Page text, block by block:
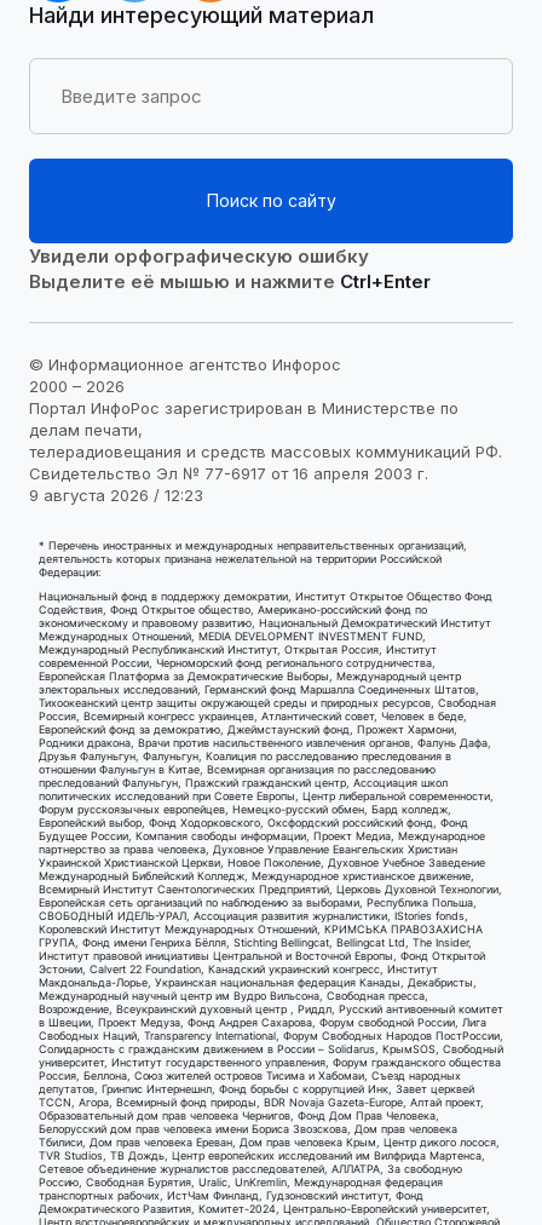
Найди интересующий материал
Поиск по сайту
Увидели орфографическую ошибку
Выделите её мышью и нажмите Ctrl+Enter
© Информационное агентство Инфорос
2000 – 2026
Портал ИнфоРос зарегистрирован в Министерстве по
делам печати,
телерадиовещания и средств массовых коммуникаций РФ.
Свидетельство Эл № 77-6917 от 16 апреля 2003 г.
9 августа 2026 / 12:23